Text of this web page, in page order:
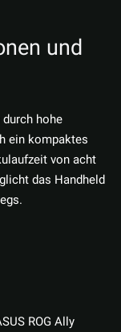
und
hohe
ein kompaktes
von acht
das Handheld
ROG Ally